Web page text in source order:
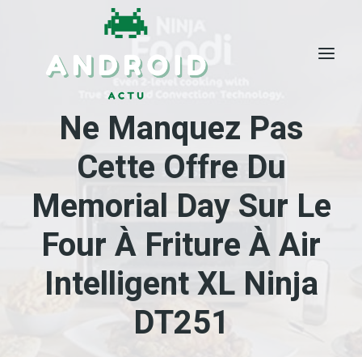
Ne Manquez Pas
Cette Offre Du
Memorial Day Sur Le
Four À Friture À Air
Intelligent XL Ninja
DT251